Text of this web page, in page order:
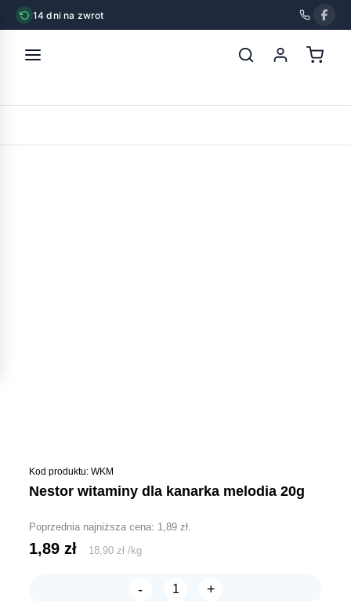
14 dni na zwrot
POWRÓT
Kod produktu: WKM
nestor witaminy dla kanarka melodia 20g
Poprzednia najniższa cena: 1,89zł.
1,89zł 18,90zł /kg
-
ilość
+